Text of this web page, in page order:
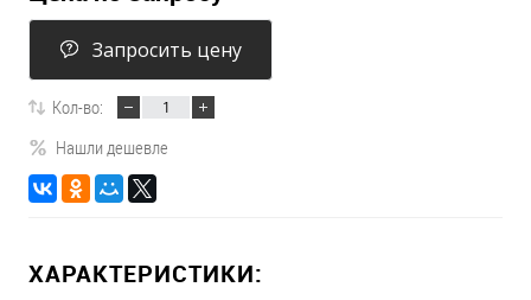
Запросить цену
Кол-во:
Нашли дешевле
ХАРАКТЕРИСТИКИ: